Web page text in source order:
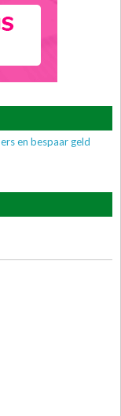
en bespaar geld